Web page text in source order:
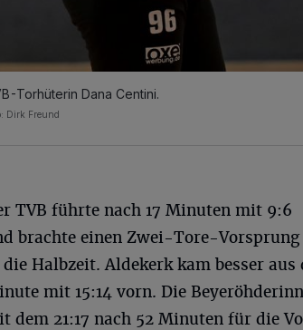
Torhüterin Dana Centini.
Dirk Freund
TVB führte nach 17 Minuten mit 9:6
brachte einen Zwei-Tore-Vorsprung
Halbzeit. Aldekerk kam besser
mit 15:14 vorn. Die
dem 21:17 nach 52 Minuten für die